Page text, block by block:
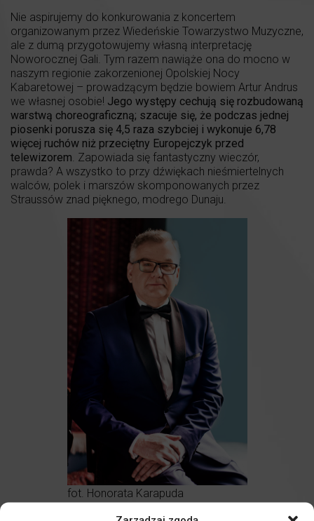
Nie aspirujemy do konkurowania z koncertem
organizowanym przez Wiedeńskie Towarzystwo Muzyczne,
ale z dumą przygotowujemy własną interpretację
Noworocznej Gali. Tym razem nawiąże ona do mocno w
naszym regionie zakorzenionej Opolskiej Nocy
Kabaretowej – prowadzącym będzie bowiem Artur Andrus
we własnej osobie! Jego występy cechują się rozbudowaną
warstwą choreograficzną; szacuje się, że podczas jednej
piosenki porusza się 4,5 raza szybciej i wykonuje 6,78
więcej ruchów niż przeciętny Europejczyk przed
telewizorem. Zapowiada się fantastyczny wieczór,
prawda? A wszystko to przy dźwiękach nieśmiertelnych
walców, polek i marszów skomponowanych przez
Straussów znad pięknego, modrego Dunaju.
fot. Honorata Karapuda
– prowadzenie koncertu